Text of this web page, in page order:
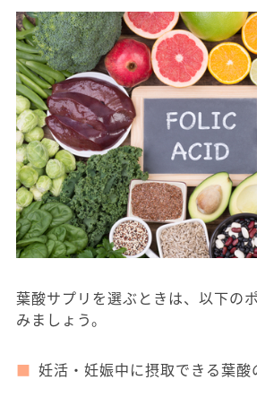
葉酸サプリを選ぶときは、以下の
みましょう。
妊活・妊娠中に摂取できる葉酸